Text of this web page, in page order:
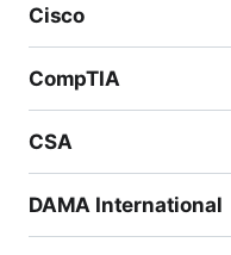
Cisco
CompTIA
CSA
DAMA International